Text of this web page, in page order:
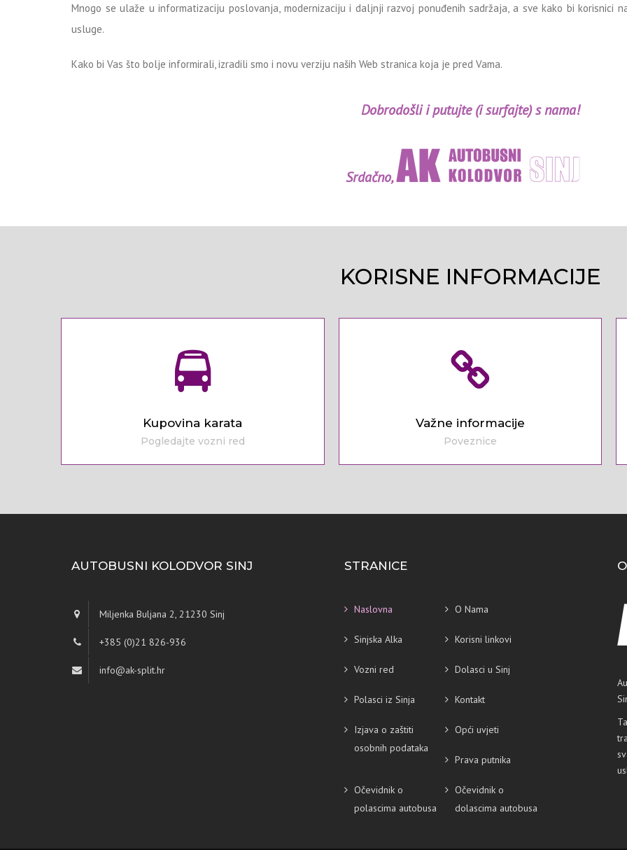
Mnogo se ulaže u informatizaciju poslovanja, modernizaciju i daljnji razvoj ponuđenih sadržaja, a sve kako bi korisnici
usluge.
Kako bi Vas što bolje informirali, izradili smo i novu verziju naših Web stranica koja je pred Vama.
Dobrodošli i putujte (i surfajte) s nama!
Srdačno,
KORISNE INFORMACIJE
Kupovina karata
Pogledajte vozni red
Važne informacije
Poveznice
AUTOBUSNI KOLODVOR SINJ
Miljenka Buljana 2, 21230 Sinj
+385 (0)21 826-936
info@ak-split.hr
STRANICE
Naslovna O Nama
Sinjska Alka Korisni linkovi
Vozni red Dolasci u Sinj
Polasci iz Sinja Kontakt
Izjava o zaštiti
osobnih podataka
Opći uvjeti
Prava putnika
Očevidnik o
polascima autobusa
Očevidnik o
dolascima autobusa